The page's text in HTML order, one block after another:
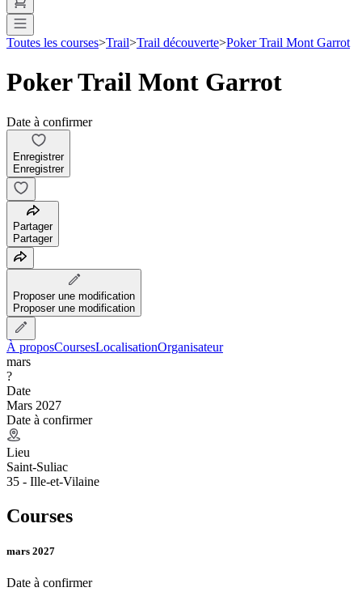
Toutes les courses>Trail>Trail découverte>Poker Trail Mont Garrot
Poker Trail Mont Garrot
Date à confirmer
Enregistrer
Enregistrer
Partager
Partager
Proposer une modification
Proposer une modification
À proposCoursesLocalisationOrganisateur
mars
?
Date
Mars 2027
Date à confirmer
Lieu
Saint-Suliac
35 - Ille-et-Vilaine
Courses
mars 2027
Date à confirmer